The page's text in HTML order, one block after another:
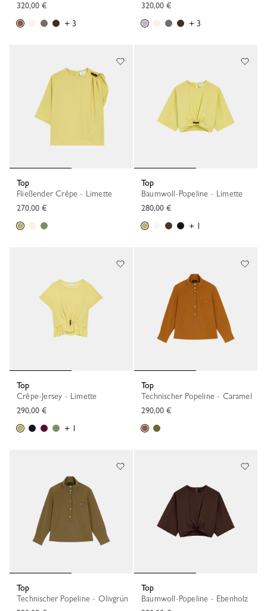
320,00 €
+ 3
320,00 €
+ 3
Top
Fließender Crêpe - Limette
270,00 €
Top
Baumwoll-Popeline - Limette
280,00 €
+ 1
Top
Crêpe-Jersey - Limette
290,00 €
+ 1
Top
Technischer Popeline - Caramel
290,00 €
Top
Technischer Popeline - Olivgrün
Top
Baumwoll-Popeline - Ebenholz